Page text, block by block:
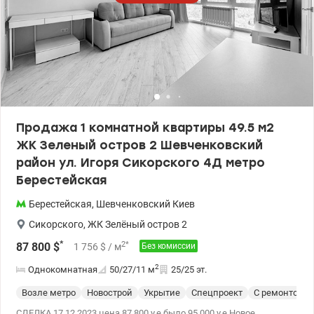
Продажа 1 комнатной квартиры 49.5 м2
ЖК Зеленый остров 2 Шевченковский
район ул. Игоря Сикорского 4Д метро
Берестейская
Берестейская, Шевченковский Киев
Сикорского, ЖК Зелёный остров 2
87 800 $* 1 756 $ / м2* Без комиссии
Однокомнатная 50/27/11 м2 25/25 эт.
Возле метро Новострой Укрытие Спецпроект
С ремонтом